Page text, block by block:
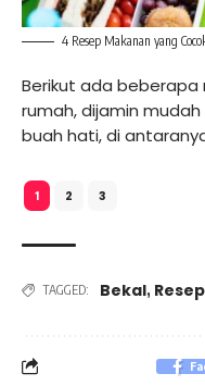
4 Resep Makanan yang
Berikut ada beberapa
rumah, dijamin
buah hati, di
1 2 3
TAGGED: Bekal,